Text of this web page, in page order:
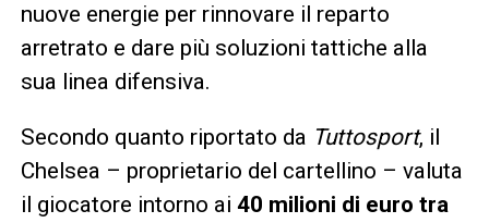
nuove energie per rinnovare il reparto
arretrato e dare più soluzioni tattiche alla
sua linea difensiva.
Secondo quanto riportato da Tuttosport, il
Chelsea – proprietario del cartellino – valuta
il giocatore intorno ai 40 milioni di euro tra